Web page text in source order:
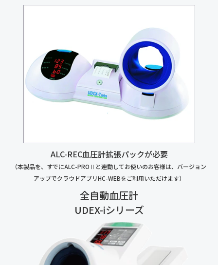
ALC-REC血圧計拡張パックが必要
（本製品を、すでにALC-PROⅡと連動してお使いのお客様は、バージョン
アップでクラウドアプリHC-WEBをご利用いただけます）
全自動血圧計
UDEX-iシリーズ